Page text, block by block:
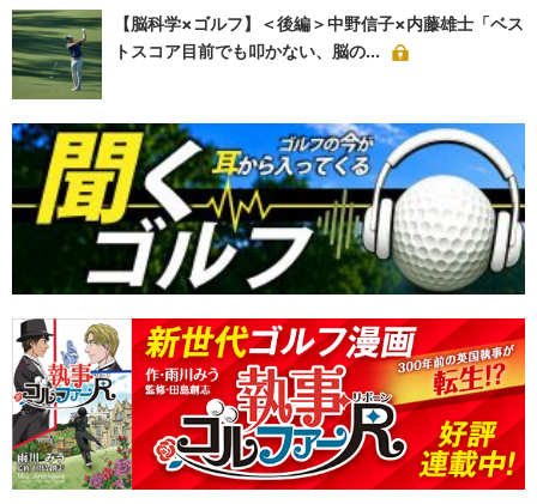
【脳科学×ゴルフ】＜後編＞中野信子×内藤雄士「ベス
トスコア目前でも叩かない、脳の...